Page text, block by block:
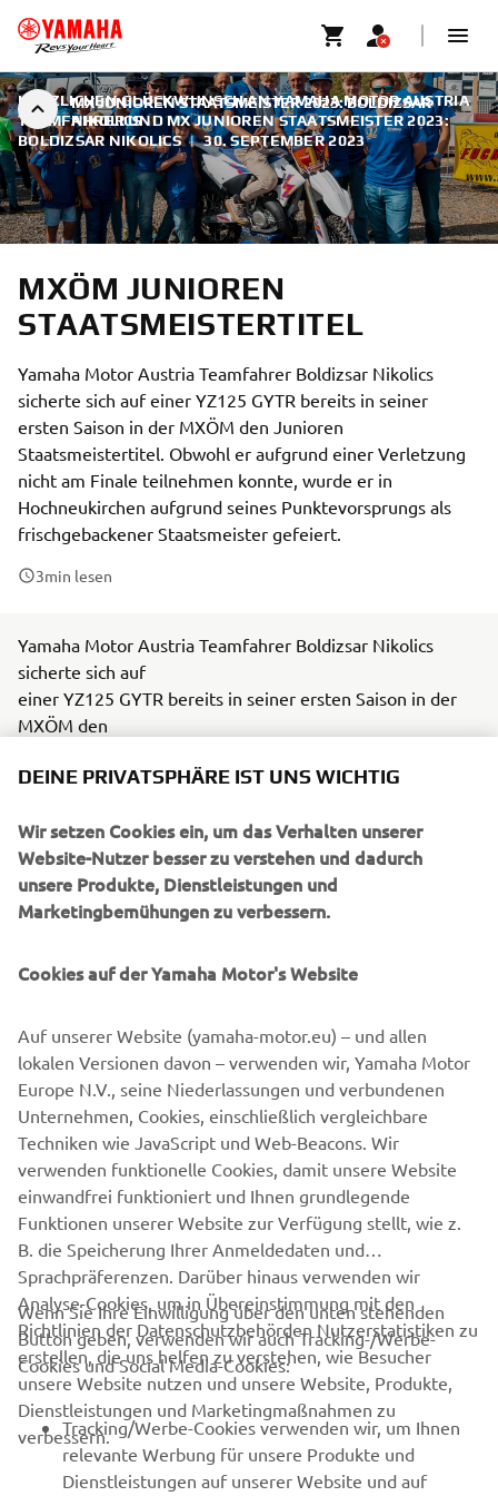
MX JUNIOREN STAATSMEISTER 2023: BOLDIZSAR
NIKOLICS
HERZLICHEN GLÜCKWUNSCH AN YAMAHA MOTOR AUSTRIA
TEAMFAHRER UND MX JUNIOREN STAATSMEISTER 2023:
BOLDIZSAR NIKOLICS | 30. SEPTEMBER 2023
MXÖM JUNIOREN
STAATSMEISTERTITEL
Yamaha Motor Austria Teamfahrer Boldizsar Nikolics
sicherte sich auf einer YZ125 GYTR bereits in seiner
ersten Saison in der MXÖM den Junioren
Staatsmeistertitel. Obwohl er aufgrund einer Verletzung
nicht am Finale teilnehmen konnte, wurde er in
Hochneukirchen aufgrund seines Punktevorsprungs als
frischgebackener Staatsmeister gefeiert.
3min lesen
Yamaha Motor Austria Teamfahrer Boldizsar Nikolics
sicherte sich auf
einer YZ125 GYTR bereits in seiner ersten Saison in der
MXÖM den
Verletzung nicht
Hochneukirchen aufgrund seines
Punktevorsprungs als frischgebackener Staatsmeister
gefeiert.
an. Während der Siegerehrung überreichten
Hochneukirchen-Gschaidt) und der
Nationalsratsabgeordnete Peter Schmiedlechner die
Trophäen an die siegreichen Fahrer.
Boldizsar Nikolics wird 2024 für Yamaha Motor Austria in
der MX2 Klasse an den Start gehen und um einen
weiteren Titel kämpfen.
UNTERNEHMEN
B2B
MEHR YAMAHA
DEINE PRIVATSPHÄRE IST UNS WICHTIG
Wir setzen Cookies ein, um das Verhalten unserer
Website-Nutzer besser zu verstehen und dadurch
unsere Produkte, Dienstleistungen und
Marketingbemühungen zu verbessern.
Cookies auf der Yamaha Motor's Website
Auf unserer Website (yamaha-motor.eu) – und allen
lokalen Versionen davon – verwenden wir, Yamaha Motor
Europe N.V., seine Niederlassungen und verbundenen
Unternehmen, Cookies, einschließlich vergleichbare
Techniken wie JavaScript und Web-Beacons. Wir
verwenden funktionelle Cookies, damit unsere Website
einwandfrei funktioniert und Ihnen grundlegende
Funktionen unserer Website zur Verfügung stellt, wie z.
B. die Speicherung Ihrer Anmeldedaten und
Sprachpräferenzen. Darüber hinaus verwenden wir
Analyse-Cookies, um in Übereinstimmung mit den
Richtlinien der Datenschutzbehörden Nutzerstatistiken zu
erstellen, die uns helfen zu verstehen, wie Besucher
unsere Website nutzen und unsere Website, Produkte,
Dienstleistungen und Marketingmaßnahmen zu
verbessern.
Wenn Sie Ihre Einwilligung über den unten stehenden
Button geben, verwenden wir auch Tracking-/Werbe-
Cookies und Social Media-Cookies:
Tracking/Werbe-Cookies verwenden wir, um Ihnen
relevante Werbung für unsere Produkte und
Dienstleistungen auf unserer Website und auf